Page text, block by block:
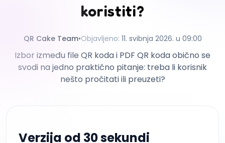
koristiti?
QR Cake Team•Objavljeno: 11. svibnja 2026. u 09:00
Izbor između file QR koda i PDF QR koda obično se
svodi na jedno praktično pitanje: treba li korisnik
nešto pročitati ili preuzeti?
Verzija od 30 sekundi